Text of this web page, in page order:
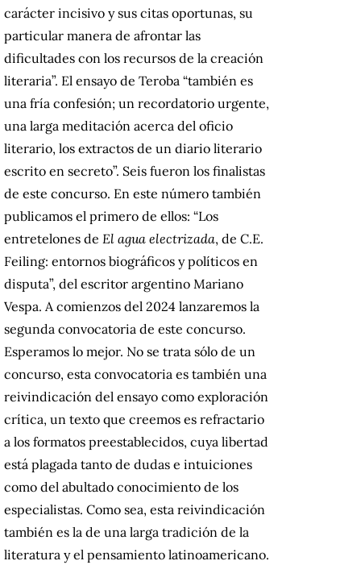
carácter incisivo y sus citas oportunas, su
particular manera de afrontar las
dificultades con los recursos de la creación
literaria”. El ensayo de Teroba “también es
una fría confesión; un recordatorio urgente,
una larga meditación acerca del oficio
literario, los extractos de un diario literario
escrito en secreto”. Seis fueron los finalistas
de este concurso. En este número también
publicamos el primero de ellos: “Los
entretelones de El agua electrizada, de C.E.
Feiling: entornos biográficos y políticos en
disputa”, del escritor argentino Mariano
Vespa. A comienzos del 2024 lanzaremos la
segunda convocatoria de este concurso.
Esperamos lo mejor. No se trata sólo de un
concurso, esta convocatoria es también una
reivindicación del ensayo como exploración
crítica, un texto que creemos es refractario
a los formatos preestablecidos, cuya libertad
está plagada tanto de dudas e intuiciones
como del abultado conocimiento de los
especialistas. Como sea, esta reivindicación
también es la de una larga tradición de la
literatura y el pensamiento latinoamericano.